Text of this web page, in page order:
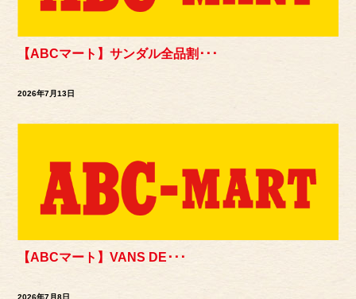
【ABCマート】サンダル全品割･･･
2026年7月13日
【ABCマート】VANS DE･･･